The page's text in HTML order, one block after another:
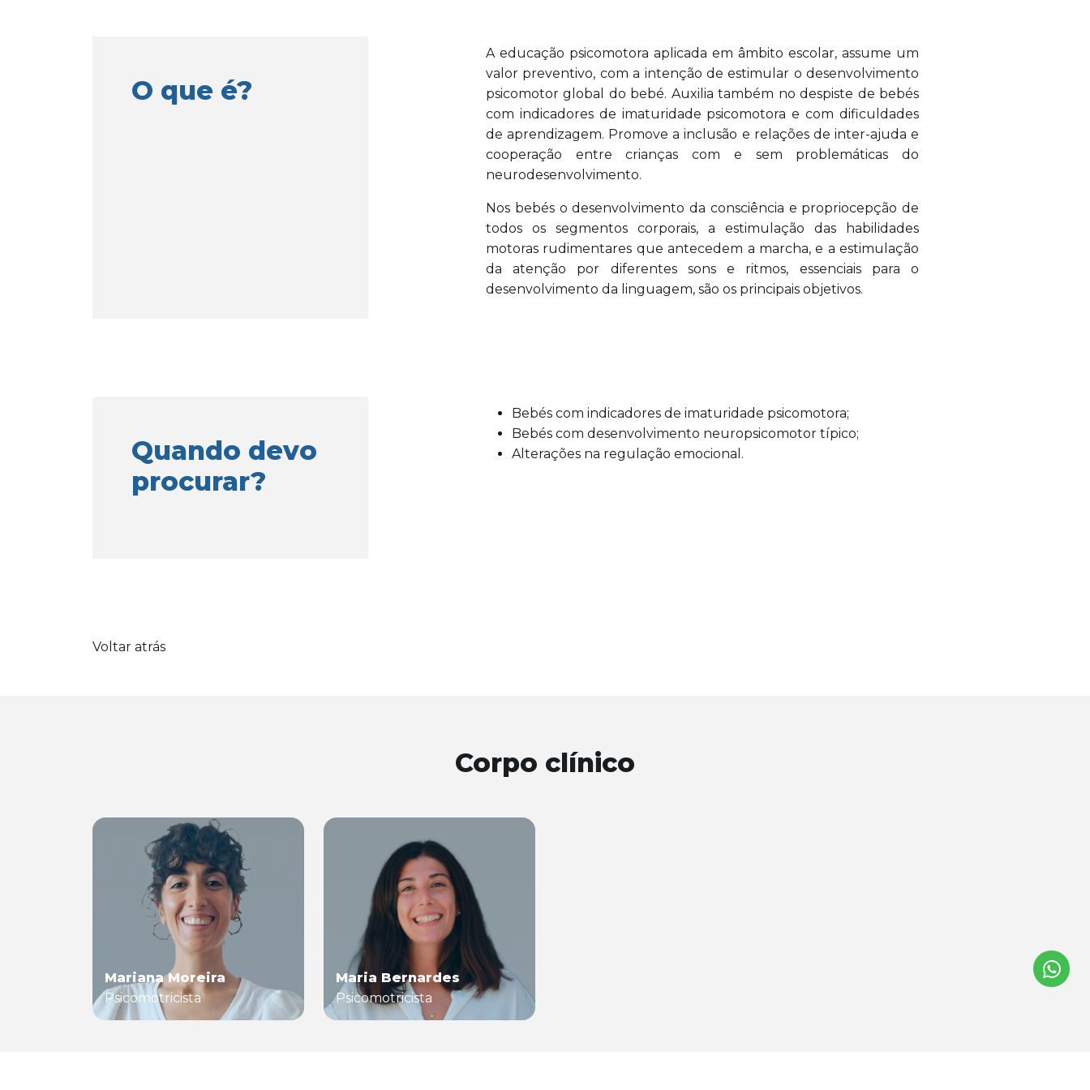
O que é?
A educação psicomotora aplicada em âmbito escolar, assume um
valor preventivo, com a intenção de estimular o desenvolvimento
psicomotor global do bebé. Auxilia também no despiste de bebés
com indicadores de imaturidade psicomotora e com dificuldades
de aprendizagem. Promove a inclusão e relações de inter-ajuda e
cooperação entre crianças com e sem problemáticas do
neurodesenvolvimento.
Nos bebés o desenvolvimento da consciência e propriocepção de
todos os segmentos corporais, a estimulação das habilidades
motoras rudimentares que antecedem a marcha, e a estimulação
da atenção por diferentes sons e ritmos, essenciais para o
desenvolvimento da linguagem, são os principais objetivos.
Quando devo
procurar?
Bebés com indicadores de imaturidade psicomotora;
Bebés com desenvolvimento neuropsicomotor típico;
Alterações na regulação emocional.
Voltar atrás
Corpo clínico
Mariana Moreira
Psicomotricista
Maria Bernardes
Psicomotricista